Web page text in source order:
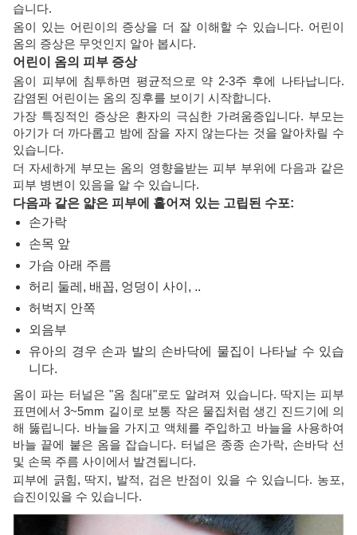
습니다.
옴이 있는 어린이의 증상을 더 잘 이해할 수 있습니다. 어린이
옴의 증상은 무엇인지 알아 봅시다.
어린이 옴의 피부 증상
옴이 피부에 침투하면 평균적으로 약 2-3주 후에 나타납니다.
감염된 어린이는 옴의 징후를 보이기 시작합니다.
가장 특징적인 증상은 환자의 극심한 가려움증입니다. 부모는
아기가 더 까다롭고 밤에 잠을 자지 않는다는 것을 알아차릴 수
있습니다.
더 자세하게 부모는 옴의 영향을받는 피부 부위에 다음과 같은
피부 병변이 있음을 알 수 있습니다.
다음과 같은 얇은 피부에 흩어져 있는 고립된 수포:
손가락
손목 앞
가슴 아래 주름
허리 둘레, 배꼽, 엉덩이 사이, ..
허벅지 안쪽
외음부
유아의 경우 손과 발의 손바닥에 물집이 나타날 수 있습
니다.
옴이 파는 터널은 "옴 침대"로도 알려져 있습니다. 딱지는 피부
표면에서 3~5mm 길이로 보통 작은 물집처럼 생긴 진드기에 의
해 뚫립니다. 바늘을 가지고 액체를 주입하고 바늘을 사용하여
바늘 끝에 붙은 옴을 잡습니다. 터널은 종종 손가락, 손바닥 선
및 손목 주름 사이에서 발견됩니다.
피부에 긁힘, 딱지, 발적, 검은 반점이 있을 수 있습니다. 농포,
습진이있을 수 있습니다.